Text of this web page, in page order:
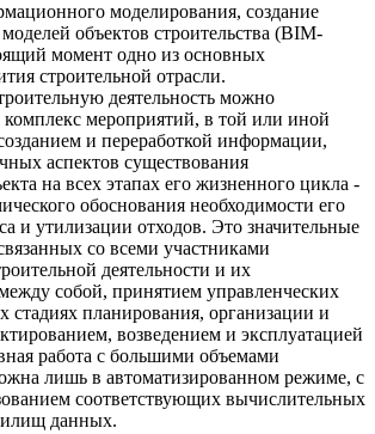
моделирования, создание
объектов строительства (BIM-
момент одно из основных
строительной отрасли.
деятельность можно
комплекс мероприятий, в той или иной
и переработкой информации,
аспектов существования
на всех этапах его жизненного цикла -
обоснования необходимости его
и утилизации отходов. Это значительные
со всеми участниками
деятельности и их
собой, принятием управленческих
стадиях планирования, организации и
возведением и эксплуатацией
работа с большими объемами
лишь в автоматизированном режиме, с
соответствующих вычислительных
данных.